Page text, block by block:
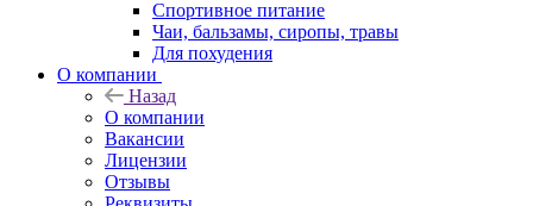
Спортивное питание
Чаи, бальзамы, сиропы, травы
Для похудения
О компании
Назад
О компании
Вакансии
Лицензии
Отзывы